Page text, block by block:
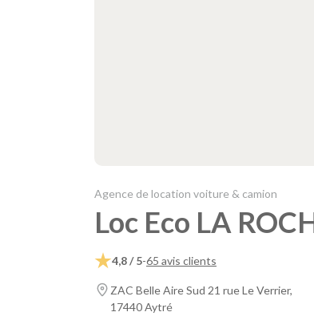
Agence de location voiture & camion
Loc Eco LA
4,8 / 5-65 avis clients
ZAC Belle Aire Sud 21 rue Le Verrier,
17440 Aytré